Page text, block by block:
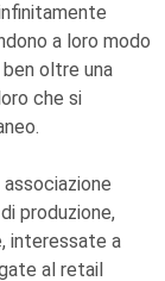
a loro modo
oltre una
che si
produzione,
interessate a
al retail